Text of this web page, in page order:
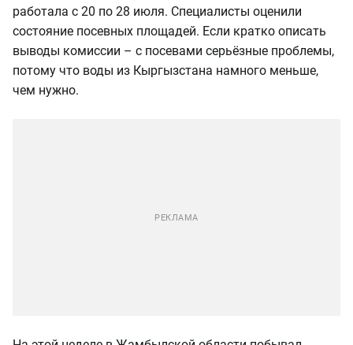
работала с 20 по 28 июля. Специалисты оценили
состояние посевных площадей. Если кратко описать
выводы комиссии – с посевами серьёзные проблемы,
потому что воды из Кыргызстана намного меньше,
чем нужно.